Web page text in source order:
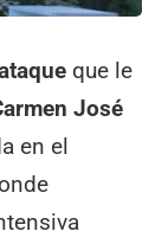
que le
José
en el